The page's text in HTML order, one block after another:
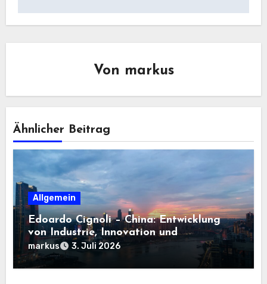
Von markus
Ähnlicher Beitrag
Allgemein
Edoardo Cignoli – China: Entwicklung
von Industrie, Innovation und
Technologie
markus 3. Juli 2026